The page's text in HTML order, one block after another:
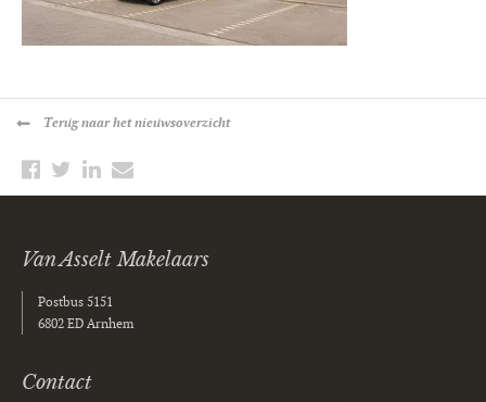
Terugnaar het nieuwsoverzicht
Van Asselt Makelaars
Postbus 5151
6802 ED Arnhem
Contact